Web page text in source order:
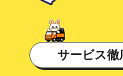
サービス徹